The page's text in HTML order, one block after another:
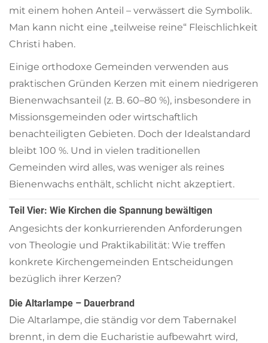
mit einem hohen Anteil – verwässert die Symbolik.
Man kann nicht eine „teilweise reine“ Fleischlichkeit
Christi haben.
Einige orthodoxe Gemeinden verwenden aus
praktischen Gründen Kerzen mit einem niedrigeren
Bienenwachsanteil (z. B. 60–80 %), insbesondere in
Missionsgemeinden oder wirtschaftlich
benachteiligten Gebieten. Doch der Idealstandard
bleibt 100 %. Und in vielen traditionellen
Gemeinden wird alles, was weniger als reines
Bienenwachs enthält, schlicht nicht akzeptiert.
Teil Vier: Wie Kirchen die Spannung bewältigen
Angesichts der konkurrierenden Anforderungen
von Theologie und Praktikabilität: Wie treffen
konkrete Kirchengemeinden Entscheidungen
bezüglich ihrer Kerzen?
Die Altarlampe – Dauerbrand
Die Altarlampe, die ständig vor dem Tabernakel
brennt, in dem die Eucharistie aufbewahrt wird,